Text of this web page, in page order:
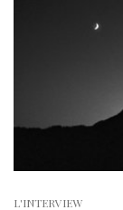
L'INTERVIEW